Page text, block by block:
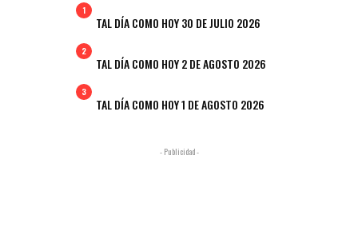
1
TAL DÍA COMO HOY 30 DE JULIO 2026
2
TAL DÍA COMO HOY 2 DE AGOSTO 2026
3
TAL DÍA COMO HOY 1 DE AGOSTO 2026
- Publicidad -